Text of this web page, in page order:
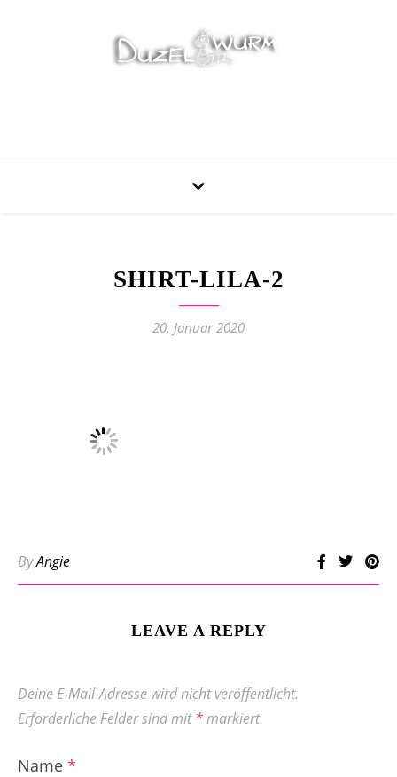
SHIRT-LILA-2
20. Januar 2020
ByAngie
LEAVE A REPLY
Deine E-Mail-Adresse wird nicht veröffentlicht.
Erforderliche Felder sind mit*markiert
Name *